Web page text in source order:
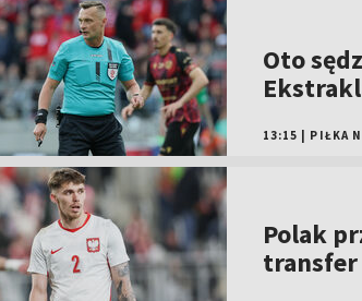
Oto
13:15 PIŁKA
Polak